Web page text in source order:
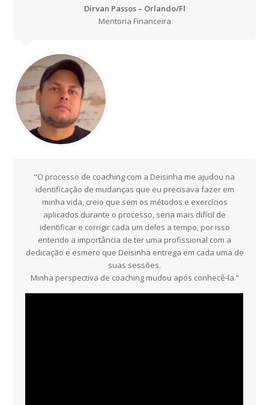
Dirvan Passos – Orlando/Fl
Mentoria Financeira
“O processo de coaching com a Deisinha me ajudou na
identificação de mudanças que eu precisava fazer em
minha vida, creio que sem os métodos e exercícios
aplicados durante o processo, seria mais difícil de
identificar e corrigir cada um deles a tempo, por isso
entendo a importância de ter uma profissional com a
dedicação e esmero que Deisinha entrega em cada uma de
suas sessões.
Minha perspectiva de coaching mudou após conhecê-la.”